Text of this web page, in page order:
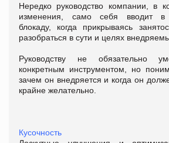
Нередко руководство компании, в
изменения, само себя вводит в
блокаду, когда прикрываясь
разобраться в сути и целях
Руководству не обязательно
конкретным инструментом, но
зачем он внедряется и когда он
крайне желательно.
Кусочность